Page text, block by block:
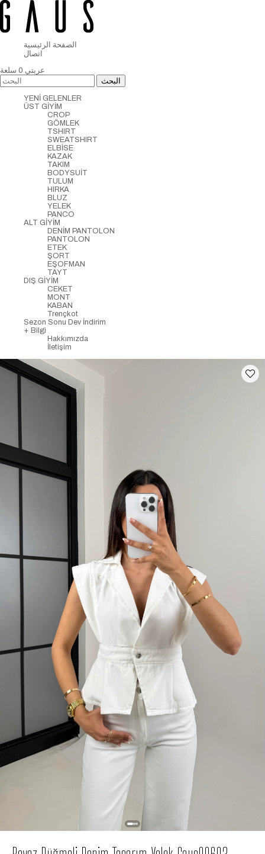
الصفحة الرئيسية
اتصال
عربتي 0 سلعة
YENİ GELENLER
ÜST GİYİM
CROP
GÖMLEK
TSHIRT
SWEATSHIRT
ELBİSE
KAZAK
TAKIM
BODYSUİT
TULUM
HIRKA
BLUZ
YELEK
PANCO
ALT GİYİM
DENİM PANTOLON
PANTOLON
ETEK
ŞORT
EŞOFMAN
TAYT
DIŞ GİYİM
CEKET
MONT
KABAN
Trençkot
Sezon Sonu Dev İndirim
+ Bilgi
Hakkımızda
İletişim